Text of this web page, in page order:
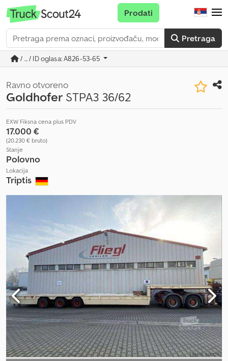
Pretraga
Prodati
/ ... / ID oglasa: A826-53-65
Ravno otvoreno
Goldhofer STPA3 36/62
EXW Fiksna cena plus PDV
17.000 €
(20.230 € bruto)
Stanje
Polovno
Lokacija
Triptis